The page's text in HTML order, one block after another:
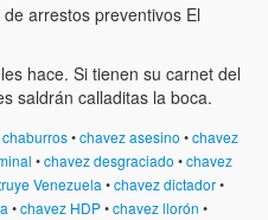
arrestos preventivos El
hace. Si tienen su carnet del
saldrán calladitas la boca.
chaburros•chavez asesino •chavez
•chavez desgraciado •chavez
Venezuela •chavez dictador•
•chavez HDP•chavez llorón •